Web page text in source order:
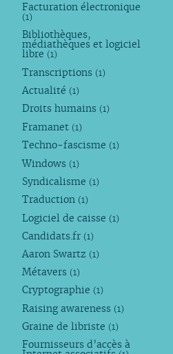
Facturation électronique
(1)
Bibliothèques,
médiathèques et logiciel
libre (1)
Transcriptions (1)
Actualité (1)
Droits humains (1)
Framanet (1)
Techno-fascisme (1)
Windows (1)
Syndicalisme (1)
Traduction (1)
Logiciel de caisse (1)
Candidats.fr (1)
Aaron Swartz (1)
Métavers (1)
Cryptographie (1)
Raising awareness (1)
Graine de libriste (1)
Fournisseurs d’accès à